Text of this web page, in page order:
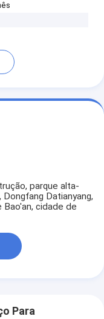
parque alta-
Datianyang,
cidade de
Para